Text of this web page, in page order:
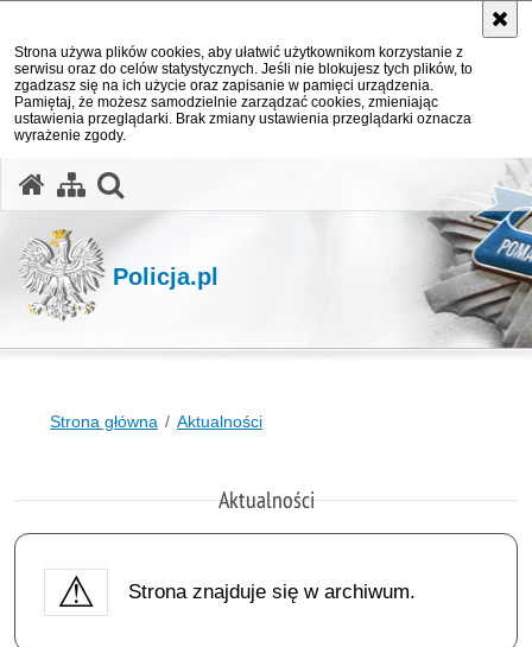
Strona używa plików cookies, aby ułatwić użytkownikom korzystanie z
serwisu oraz do celów statystycznych. Jeśli nie blokujesz tych plików, to
zgadzasz się na ich użycie oraz zapisanie w pamięci urządzenia.
Pamiętaj, że możesz samodzielnie zarządzać cookies, zmieniając
ustawienia przeglądarki. Brak zmiany ustawienia przeglądarki oznacza
wyrażenie zgody.
Policja.pl
Strona główna Aktualności
Aktualności
Strona znajduje się w archiwum.